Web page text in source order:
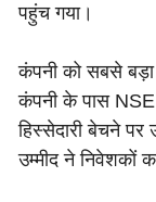
पहुंच गया।
कंपनी को सबसे बड़ा
कंपनी के पास
हिस्सेदारी बेचने पर
उम्मीद ने निवेशकों